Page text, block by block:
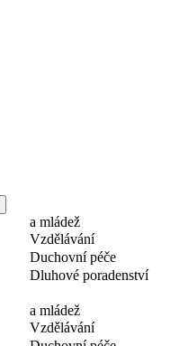
a mládež
Vzdělávání
Duchovní péče
Dluhové poradenství
a mládež
Vzdělávání